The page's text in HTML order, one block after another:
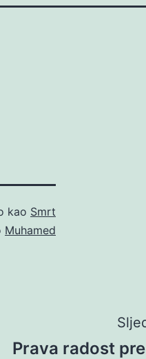
kao Smrt
Muhamed
Prava radost